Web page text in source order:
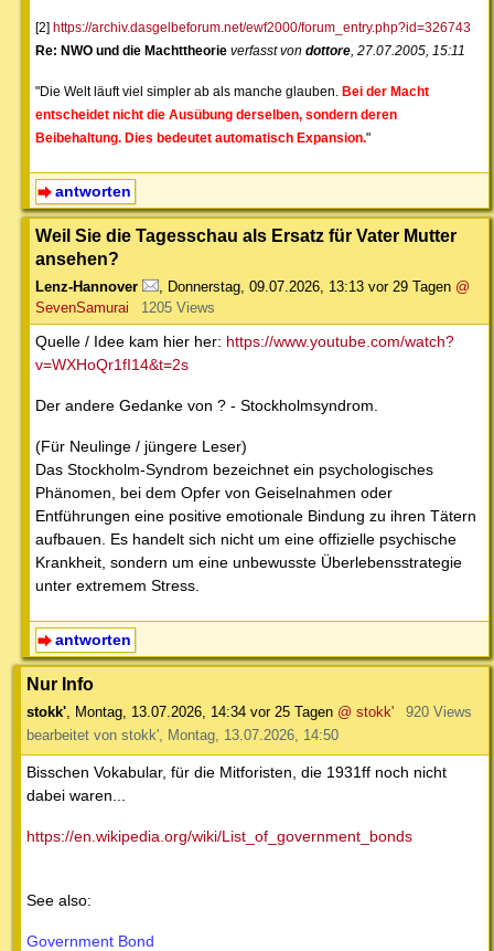
[2] https://archiv.dasgelbeforum.net/ewf2000/forum_entry.php?id=326743
Re: NWO und die Machttheorie verfasst von dottore , 27.07.2005, 15:11
"Die Welt läuft viel simpler ab als manche glauben. Bei der Macht
entscheidet nicht die Ausübung derselben, sondern deren
Beibehaltung. Dies bedeutet automatisch Expansion."
antworten
Weil Sie die Tagesschau als Ersatz für Vater Mutter
ansehen?
Lenz-Hannover Donnerstag, 09.07.2026, 13:13 vor 29 Tagen @
SevenSamurai
1205 Views
Quelle / Idee kam hier her: https://www.youtube.com/watch?
v=WXHoQr1fI14&t=2s
Der andere Gedanke von ? - Stockholmsyndrom.
(Für Neulinge / jüngere Leser)
Das Stockholm-Syndrom bezeichnet ein psychologisches
Phänomen, bei dem Opfer von Geiselnahmen oder
Entführungen eine positive emotionale Bindung zu ihren Tätern
aufbauen. Es handelt sich nicht um eine offizielle psychische
Krankheit, sondern um eine unbewusste Überlebensstrategie
unter extremem Stress.
antworten
Nur Info
stokk' Montag, 13.07.2026, 14:34 vor 25 Tagen @ stokk'
920 Views
bearbeitet von stokk', Montag, 13.07.2026, 14:50
Bisschen Vokabular, für die Mitforisten, die 1931ff noch nicht
dabei waren...
https://en.wikipedia.org/wiki/List_of_government_bonds
See also:
Government Bond